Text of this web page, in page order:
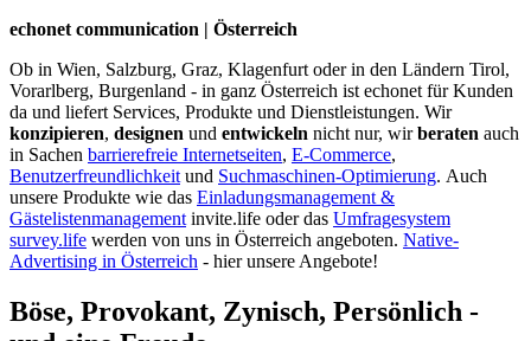
echonet communication | Österreich
Ob in Wien, Salzburg, Graz, Klagenfurt oder in den Ländern Tirol,
Vorarlberg, Burgenland - in ganz Österreich ist echonet für Kunden
da und liefert Services, Produkte und Dienstleistungen. Wir
konzipieren, designen und entwickeln nicht nur, wirberaten auch
in Sachen barrierefreie Internetseiten, E-Commerce,
Benutzerfreundlichkeit und Suchmaschinen-Optimierung. Auch
unsere Produkte wie das Einladungsmanagement &
Gästelistenmanagement invite.life oder das Umfragesystem
survey.life werden von uns in Österreich angeboten. Native-
Advertising in Österreich - hier unsere Angebote!
Böse, Provokant, Zynisch, Persönlich -